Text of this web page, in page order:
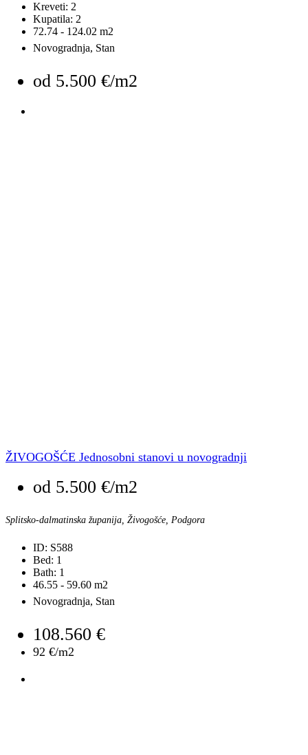
Kreveti: 2
Kupatila: 2
72.74 - 124.02 m2
Novogradnja, Stan
od 5.500 €/m2
ŽIVOGOŠĆE Jednosobni stanovi u novogradnji
od 5.500 €/m2
Splitsko-dalmatinska županija, Živogošće, Podgora
ID: S588
Bed: 1
Bath: 1
46.55 - 59.60 m2
Novogradnja, Stan
108.560 €
92 €/m2